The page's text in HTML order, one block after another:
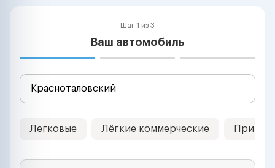
Шаг 1 из 3
Ваш автомобиль
Легковые Лёгкие коммерческие